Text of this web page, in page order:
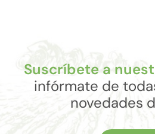
Suscríbete a
infórmate de
novedades